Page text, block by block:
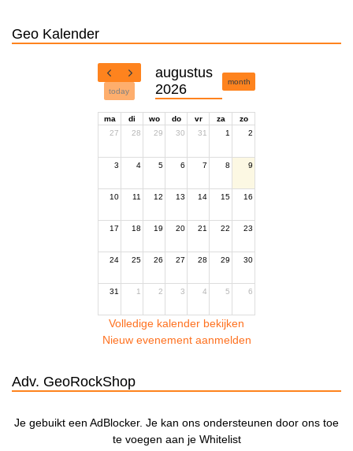
Geo Kalender
today
augustus
2026
month
ma di wo do vr za
zo
27
28 29 30 31 1 2
3 4 5 6 7 8 9
10 11 12 13 14 15 16
17 18 19 20 21 22 23
24 25 26 27 28 29 30
31 1 2 3 4 5 6
Volledige kalender bekijken
Nieuw evenement aanmelden
Adv. GeoRockShop
Je gebuikt een AdBlocker. Je kan ons ondersteunen door ons toe
te voegen aan je Whitelist